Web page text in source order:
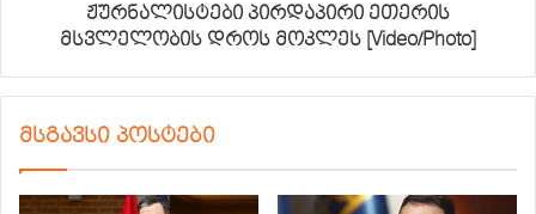
ჟურნალისტები პირდაპირი ეთერის
მსვლელობის დროს მოკლეს [Video/Photo]
მსგავსი პოსტები